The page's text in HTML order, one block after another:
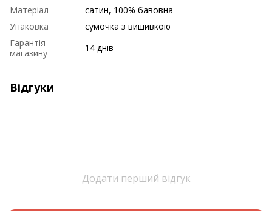
Матеріал
сатин, 100% бавовна
Упаковка
сумочка з вишивкою
Гарантія
магазину
14 днів
Відгуки
Додати перший відгук